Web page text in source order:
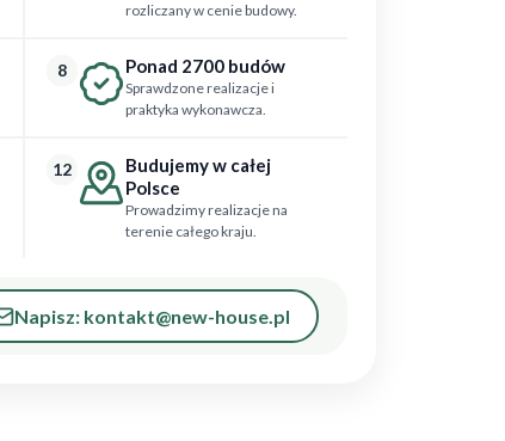
rozliczany w cenie budowy.
8 Ponad 2700 budów
Sprawdzone realizacje i
praktyka wykonawcza.
12
Budujemy w całej
Polsce
Prowadzimy realizacje na
terenie całego kraju.
Napisz: kontakt@new-house.pl